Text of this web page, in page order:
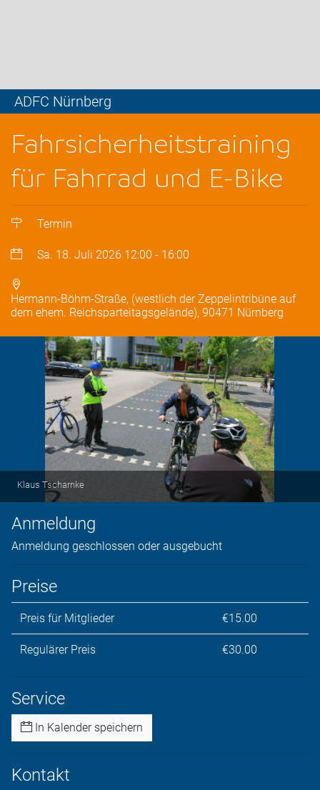
ADFC Nürnberg
Fahrsicherheitstraining
für Fahrrad und E-Bike
Termin
Sa. 18. Juli 2026 12:00 - 16:00
Hermann-Böhm-Straße, (westlich der Zeppelintribüne auf
dem ehem. Reichsparteitagsgelände), 90471 Nürnberg
Klaus Tscharnke
Anmeldung
Anmeldung geschlossen oder ausgebucht
Preise
Preis für Mitglieder €15.00
Regulärer Preis €30.00
Service
In Kalender speichern
Kontakt